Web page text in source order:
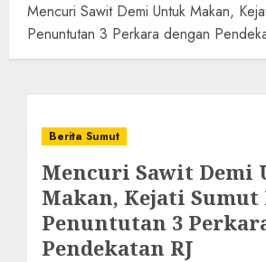
Mencuri Sawit Demi Untuk Makan,
Penuntutan 3 Perkara dengan
Berita Sumut
Mencuri Sawit Demi
Makan, Kejati
Penuntutan 3
Pendekatan RJ